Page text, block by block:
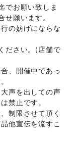
でお願い致しま
願います。
の妨げにならな
ださい。(店舗で
、開催中であっ
声を出しての声
禁止です。
制限させて頂く
他宣伝を流すこ